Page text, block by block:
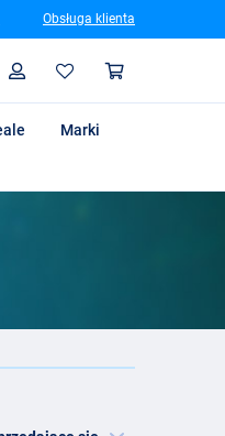
Obsługa klienta
Profil
Marki